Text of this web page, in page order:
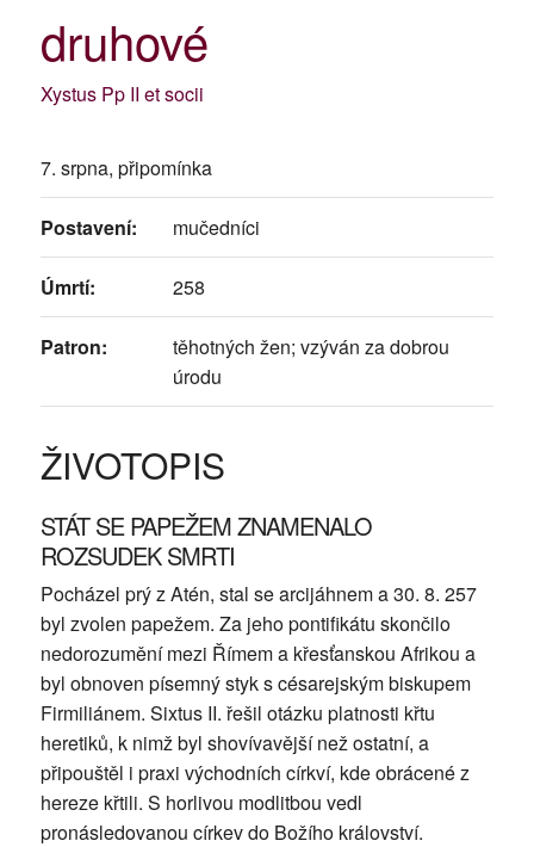
druhové
Xystus Pp II et socii
7. srpna, připomínka
Postavení: mučedníci
Úmrtí: 258
Patron:
těhotných žen; vzýván za dobrou
úrodu
ŽIVOTOPIS
STÁT SE PAPEŽEM ZNAMENALO
ROZSUDEK SMRTI
Pocházel prý z Atén, stal se arcijáhnem a 30. 8. 257
byl zvolen papežem. Za jeho pontifikátu skončilo
nedorozumění mezi Římem a křesťanskou Afrikou a
byl obnoven písemný styk s césarejským biskupem
Firmiliánem. Sixtus II. řešil otázku platnosti křtu
heretiků, k nimž byl shovívavější než ostatní, a
připouštěl i praxi východních církví, kde obrácené z
hereze křtili. S horlivou modlitbou vedl
pronásledovanou církev do Božího království.